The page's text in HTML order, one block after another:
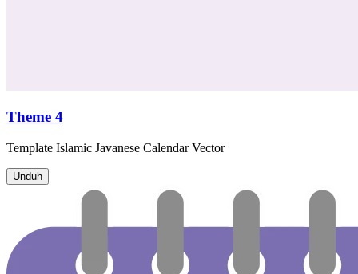
Theme 4
Template Islamic Javanese CalendarVector
Unduh